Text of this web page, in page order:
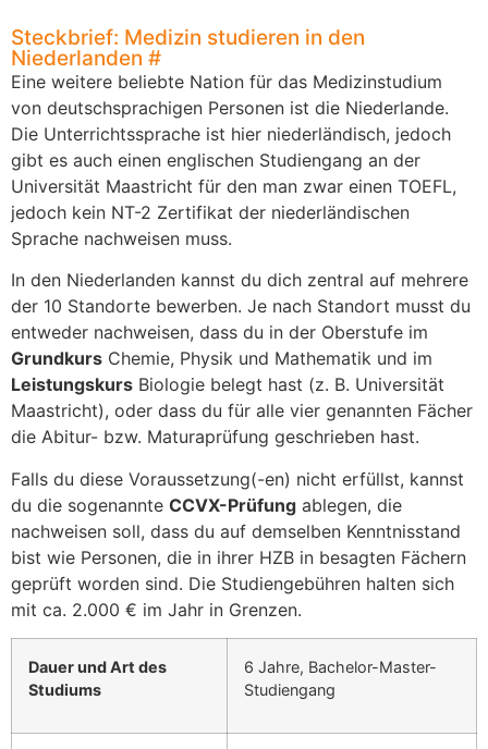
Steckbrief: Medizin studieren in den
Niederlanden #
Eine weitere beliebte Nation für das Medizinstudium
von deutschsprachigen Personen ist die Niederlande.
Die Unterrichtssprache ist hier niederländisch, jedoch
gibt es auch einen englischen Studiengang an der
Universität Maastricht für den man zwar einen TOEFL,
jedoch kein NT-2 Zertifikat der niederländischen
Sprache nachweisen muss.
In den Niederlanden kannst du dich zentral auf mehrere
der 10 Standorte bewerben. Je nach Standort musst du
entweder nachweisen, dass du in der Oberstufe im
Grundkurs Chemie, Physik und Mathematik und im
Leistungskurs Biologie belegt hast (z. B. Universität
Maastricht), oder dass du für alle vier genannten Fächer
die Abitur- bzw. Maturaprüfung geschrieben hast.
Falls du diese Voraussetzung(-en) nicht erfüllst, kannst
du die sogenannte CCVX-Prüfung ablegen, die
nachweisen soll, dass du auf demselben Kenntnisstand
bist wie Personen, die in ihrer HZB in besagten Fächern
geprüft worden sind. Die Studiengebühren halten sich
mit ca. 2.000 € im Jahr in Grenzen.
Dauer und Art des
Studiums
6 Jahre, Bachelor-Master-
Studiengang